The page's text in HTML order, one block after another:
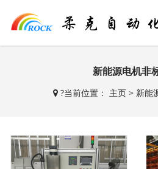
新能源电机非
?当前位置： 主页> 新能